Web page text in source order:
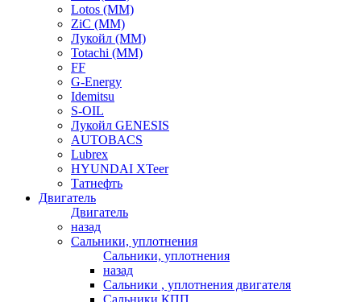
Lotos (ММ)
ZiC (ММ)
Лукойл (ММ)
Totachi (MM)
FF
G-Energy
Idemitsu
S-OIL
Лукойл GENESIS
AUTOBACS
Lubrex
HYUNDAI XTeer
Татнефть
Двигатель
Двигатель
назад
Сальники, уплотнения
Сальники, уплотнения
назад
Сальники , уплотнения двигателя
Сальники КПП